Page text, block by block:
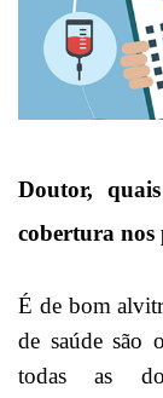
Doutor,
cobertura nos
É de bom
de saúde são
todas as